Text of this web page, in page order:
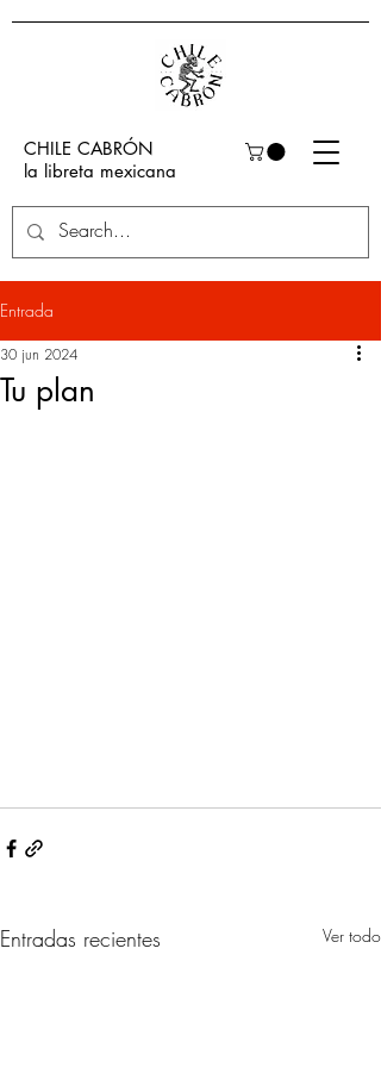
CHILE CABRÓN
la libreta mexicana
Entrada
Tu plan
30 jun 2024
Entradas recientes Ver todo